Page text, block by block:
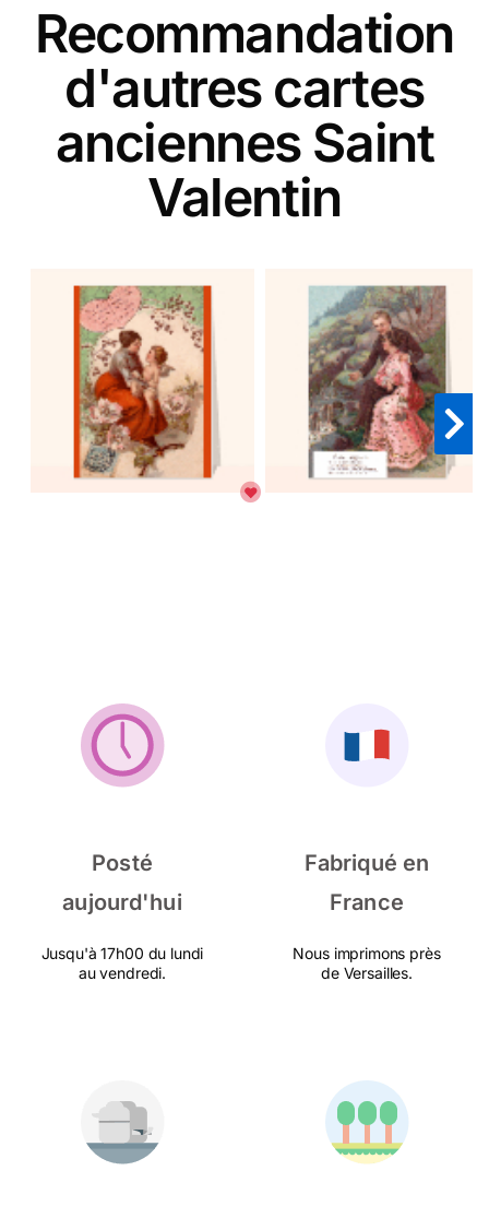
Recommandation
d'autres cartes
anciennes Saint
Valentin
Posté
aujourd'hui
Jusqu'à 17h00 du lundi
au vendredi.
Fabriqué en
France
Nous imprimons près
de Versailles.